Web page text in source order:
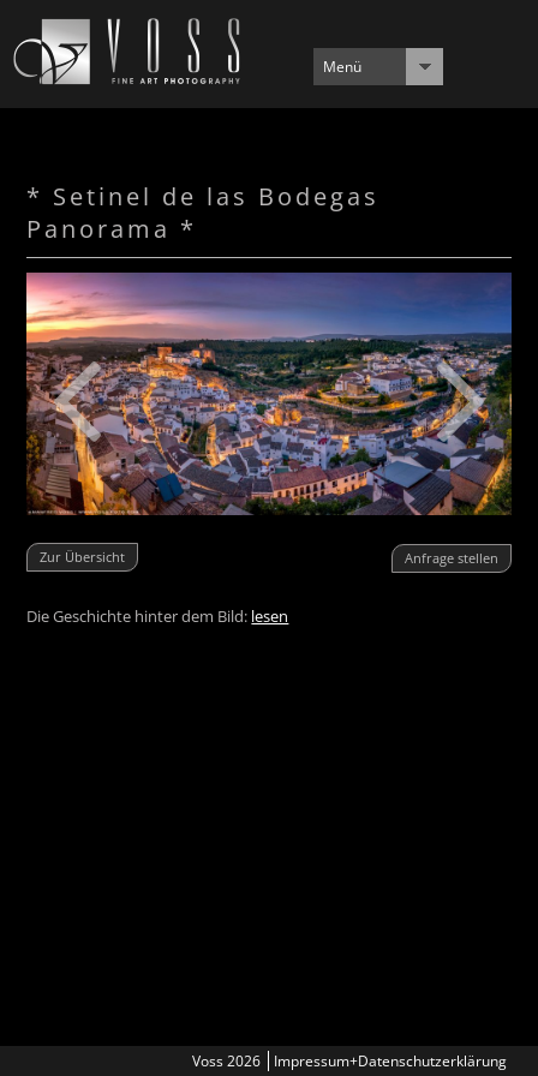
Menü
* Setinel de las Bodegas
Panorama *
Zur Übersicht Anfrage stellen
Die Geschichte hinter dem Bild: lesen
Voss 2026 Impressum+Datenschutzerklärung